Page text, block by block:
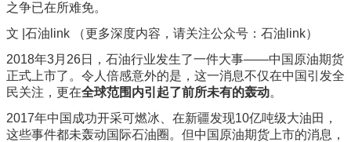
之争已在所难免。
文 |石油link （更多深度内容，请关注公众号：石油link）
2018年3月26日，石油行业发生了一件大事——中国原油期货
正式上市了。令人倍感意外的是，这一消息不仅在中国引发全
民关注，更在全球范围内引起了前所未有的轰动。
2017年中国成功开采可燃冰、在新疆发现10亿吨级大油田，
这些事件都未轰动国际石油圈。但中国原油期货上市的消息，